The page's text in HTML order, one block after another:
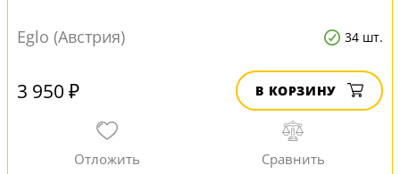
Eglo (Австрия) 34 шт.
3 950 ₽ В КОРЗИНУ